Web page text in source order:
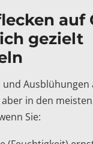
auf
gezielt
und
in den
Sie: